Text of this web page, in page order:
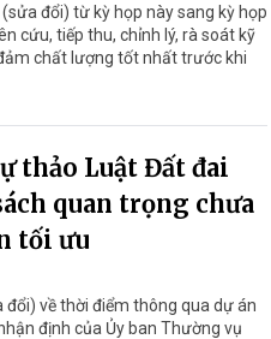
đổi) từ kỳ họp này sang kỳ họp
cứu, tiếp thu, chỉnh lý, rà soát kỹ
chất lượng tốt nhất trước khi
thảo Luật Đất đai
quan trọng chưa
tối ưu
về thời điểm thông qua dự án
định của Ủy ban Thường vụ